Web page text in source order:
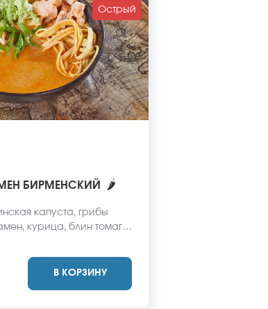
Острый
БИРМЕНСКИЙ 🌶
капуста, грибы
курица, блин томаго,
на сайте.
В КОРЗИНУ